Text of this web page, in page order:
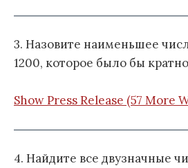
3. Назовите наименьшее
1200, которое было бы
Show Press Release (57 More
4. Найдите все двузначные